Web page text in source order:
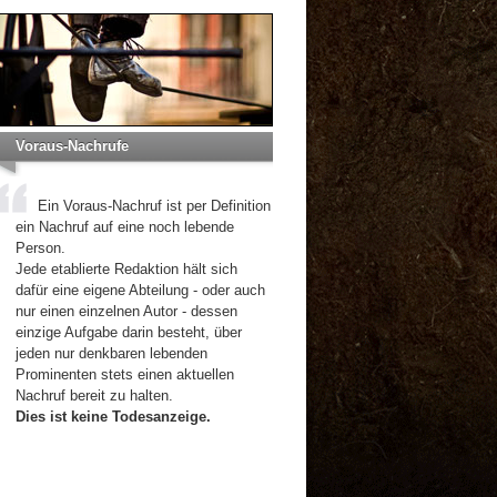
Voraus-Nachrufe
Ein Voraus-Nachruf ist per Definition
ein Nachruf auf eine noch lebende
Person.
Jede etablierte Redaktion hält sich
dafür eine eigene Abteilung - oder auch
nur einen einzelnen Autor - dessen
einzige Aufgabe darin besteht, über
jeden nur denkbaren lebenden
Prominenten stets einen aktuellen
Nachruf bereit zu halten.
Dies ist keine Todesanzeige.